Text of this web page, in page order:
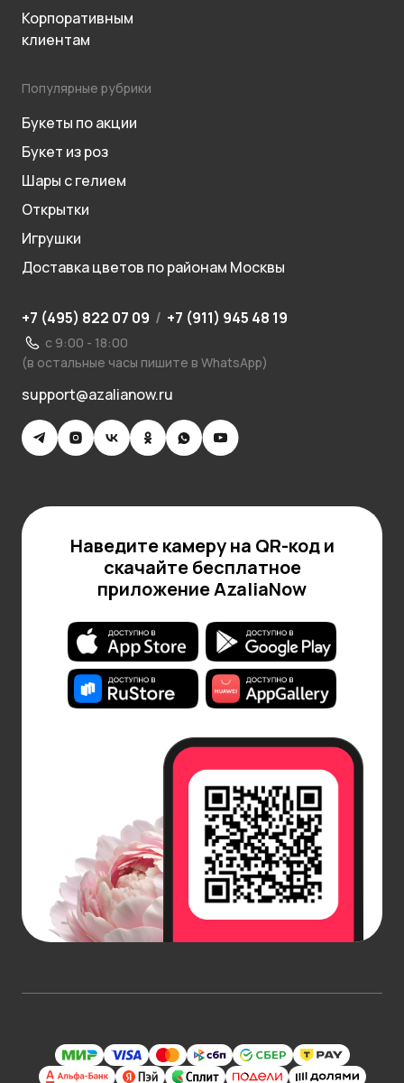
Корпоративным
клиентам
Популярные рубрики
Букеты по акции
Букет из роз
Шары с гелием
Открытки
Игрушки
Доставка цветов по районам Москвы
+7 (495) 822 07 09 / +7 (911) 945 48 19
с 9:00 - 18:00
(в остальные часы пишите в WhatsApp)
support@azalianow.ru
Наведите камеру на QR-код и
скачайте бесплатное
приложение AzaliaNow